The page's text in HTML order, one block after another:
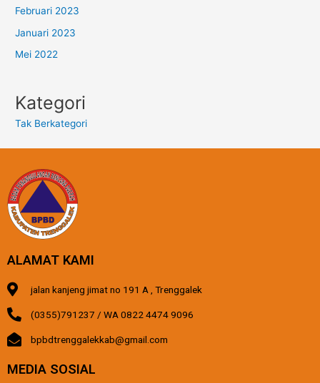
Februari 2023
Januari 2023
Mei 2022
Kategori
Tak Berkategori
ALAMAT KAMI
jalan kanjeng jimat no 191 A , Trenggalek
(0355)791237 / WA 0822 4474 9096
bpbdtrenggalekkab@gmail.com
MEDIA SOSIAL